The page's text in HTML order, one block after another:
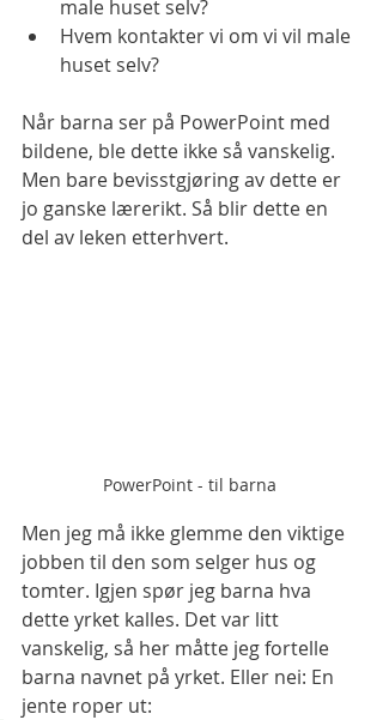
male huset selv?
Hvem kontakter vi om vi vil male
huset selv?
Når barna ser på PowerPoint med
bildene, ble dette ikke så vanskelig.
Men bare bevisstgjøring av dette er
jo ganske lærerikt. Så blir dette en
del av leken etterhvert.
PowerPoint - til barna
Men jeg må ikke glemme den viktige
jobben til den som selger hus og
tomter. Igjen spør jeg barna hva
dette yrket kalles. Det var litt
vanskelig, så her måtte jeg fortelle
barna navnet på yrket. Eller nei: En
jente roper ut: